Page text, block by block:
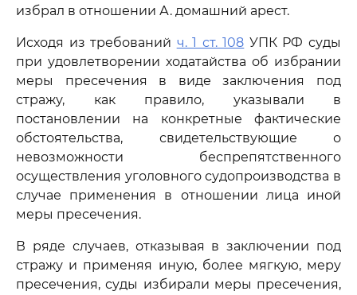
избрал в отношении А. домашний арест.
Исходя из требований ч. 1 ст. 108 УПК РФ суды
при удовлетворении ходатайства об избрании
меры пресечения в виде заключения под
стражу, как правило, указывали в
постановлении на конкретные фактические
обстоятельства, свидетельствующие о
невозможности беспрепятственного
осуществления уголовного судопроизводства в
случае применения в отношении лица иной
меры пресечения.
В ряде случаев, отказывая в заключении под
стражу и применяя иную, более мягкую, меру
пресечения, суды избирали меры пресечения,